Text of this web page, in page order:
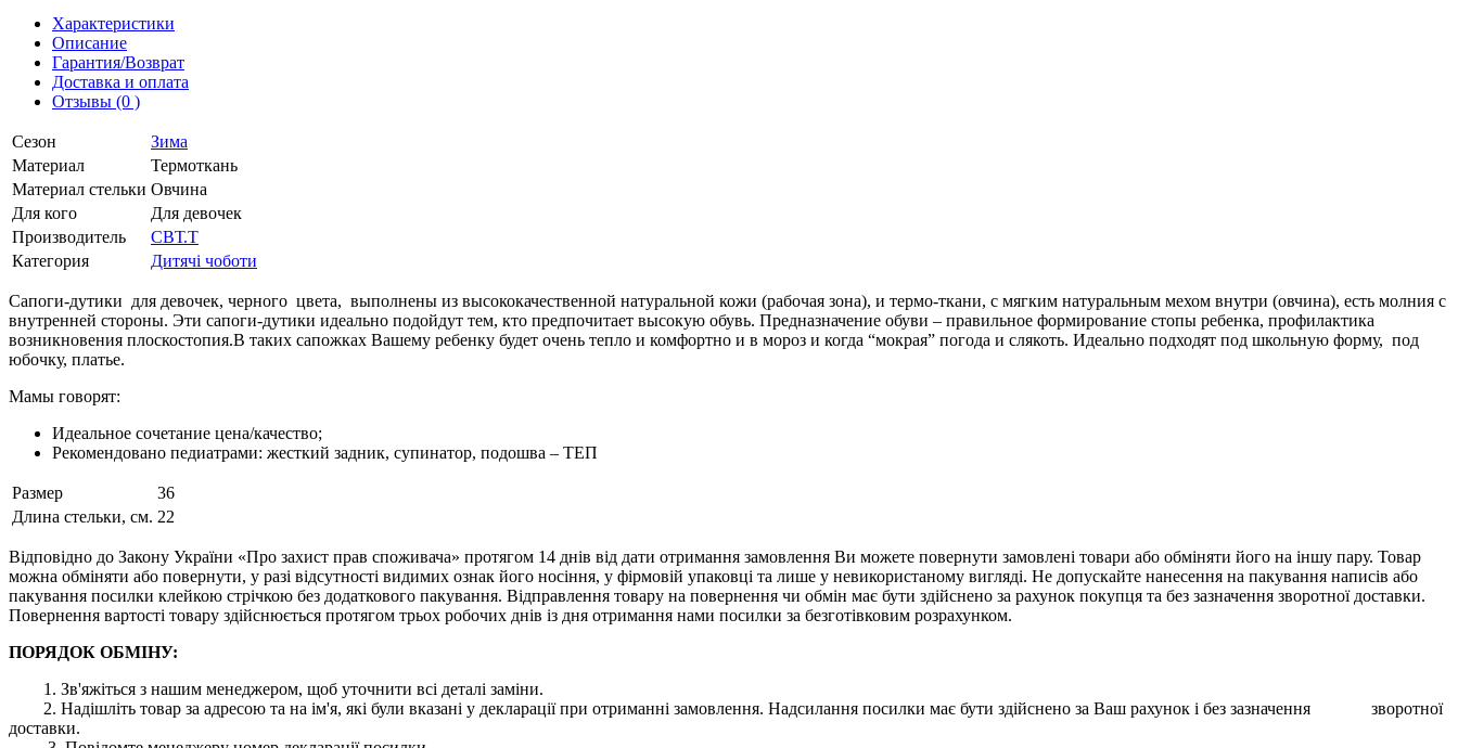
Характеристики
Описание
Гарантия/Возврат
Доставка и оплата
Отзывы (0 )
Сезон
Зима
Материал
Термоткань
Материал стельки Овчина
Для кого
Для девочек
Производитель
СВТ.Т
Категория
Дитячі чоботи
Сапоги-дутики для девочек, черного цвета, выполнены из высококачественной натуральной кожи (рабочая зона), и термо-ткани, с мягким натуральным мехом внутри (овчина), есть молния с
внутренней стороны. Эти сапоги-дутики идеально подойдут тем, кто предпочитает высокую обувь. Предназначение обуви – правильное формирование стопы ребенка, профилактика
возникновения плоскостопия.В таких сапожках Вашему ребенку будет очень тепло и комфортно и в мороз и когда “мокрая” погода и слякоть. Идеально подходят под школьную форму, под
юбочку, платье.
Мамы говорят:
Идеальное сочетание цена/качество;
Рекомендовано педиатрами: жесткий задник, супинатор, подошва – ТЕП
Размер
36
Длина стельки, см. 22
Відповідно до Закону України «Про захист прав споживача» протягом 14 днів від дати отримання замовлення Ви можете повернути замовлені товари або обміняти його на іншу пару. Товар
можна обміняти або повернути, у разі відсутності видимих ​​ознак його носіння, у фірмовій упаковці та лише у невикористаному вигляді. Не допускайте нанесення на пакування написів або
пакування посилки клейкою стрічкою без додаткового пакування. Відправлення товару на повернення чи обмін має бути здійснено за рахунок покупця та без зазначення зворотної доставки.
Повернення вартості товару здійснюється протягом трьох робочих днів із дня отримання нами посилки за безготівковим розрахунком.
ПОРЯДОК ОБМІНУ:
1. Зв'яжіться з нашим менеджером, щоб уточнити всі деталі заміни.
2. Надішліть товар за адресою та на ім'я, які були вказані у декларації при отриманні замовлення. Надсилання посилки має бути здійснено за Ваш рахунок і без зазначення зворотної
доставки.